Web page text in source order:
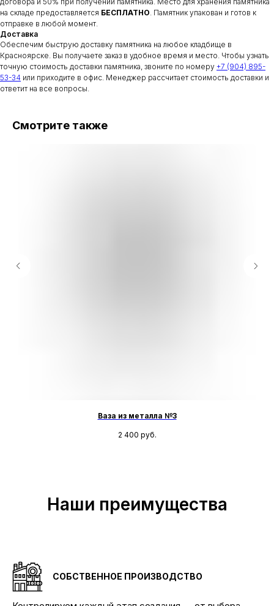
на складе предоставляется БЕСПЛАТНО. Памятник упакован и готов к
отправке в любой момент.
Доставка
Обеспечим быструю доставку памятника на любое кладбище в
Красноярске. Вы получаете заказ в удобное время и место. Чтобы узнать
точную стоимость доставки памятника, звоните по номеру +7 (904) 895-
53-34 или приходите в офис. Менеджер рассчитает стоимость доставки и
ответит на все вопросы.
Смотрите также
Ваза из металла №3
2 400 руб.
Наши преимущества
СОБСТВЕННОЕ ПРОИЗВОДСТВО